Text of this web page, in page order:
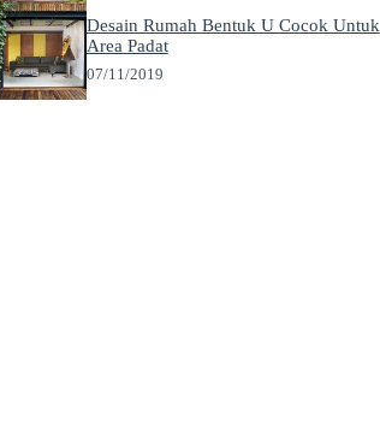
Desain Rumah Bentuk U Cocok Untuk
Area Padat
07/11/2019